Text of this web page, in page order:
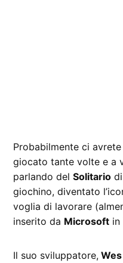
Probabilmente ci
giocato tante volte e a
parlando delSolitario
giochino, diventato
voglia di lavorare
inserito da Microsoft in
Il suo sviluppatore,